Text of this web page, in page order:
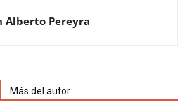
Alberto Pereyra
Más del autor